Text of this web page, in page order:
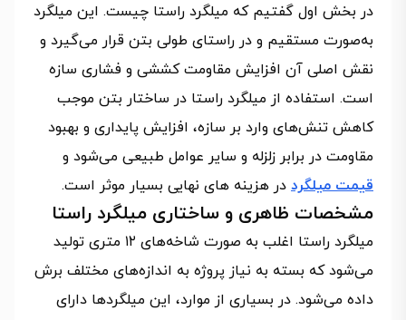
در بخش اول گفتیم که میلگرد راستا چیست. این میلگرد
به‌صورت مستقیم و در راستای طولی بتن قرار می‌گیرد و
نقش اصلی آن افزایش مقاومت کششی و فشاری سازه
است. استفاده از میلگرد راستا در ساختار بتن موجب
کاهش تنش‌های وارد بر سازه، افزایش پایداری و بهبود
مقاومت در برابر زلزله و سایر عوامل طبیعی می‌شود و
قیمت میلگرد در هزینه های نهایی بسیار موثر است.
مشخصات ظاهری و ساختاری میلگرد راستا
میلگرد راستا اغلب به صورت شاخه‌های ۱۲ متری تولید
می‌شود که بسته به نیاز پروژه به اندازه‌های مختلف برش
داده می‌شود. در بسیاری از موارد، این میلگردها دارای